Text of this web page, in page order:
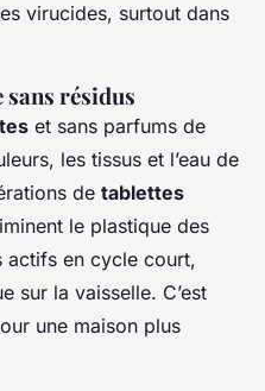
virucides, surtout dans
sans résidus
et sans parfums de
les tissus et l’eau de
de tablettes
le plastique des
actifs en cycle court,
sur la vaisselle. C’est
une maison plus